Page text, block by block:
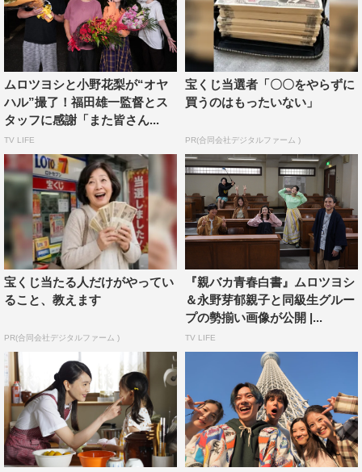
さくらの恋人・ハタケを演じた中川は「皆さん、本当にお
疲れ様でした。このような慣れない環境の中で、初めての
ことだらけでスタッフの皆さん、本当に本当に大変だった
と思います。本当にありがとうございました。畠山雅治と
いうキャラクターが本当に大好きで、自粛期間の時から、
早く現場に行きたいなとワクワクドキドキしていました。
大好きなムロさんが座長の現場に参加できて、そして福田
監督の作品に加わることができて本当に楽しかったです。
ありがとうございました」と語った。
ムロツヨシと小野花梨が“オヤ
ハル”撮了！福田雄一監督とス
タッフに感謝「また皆さん...
TV LIFE
宝くじ当選者「〇〇をやらずに
買うのはもったいない」
PR(合同会社デジタルファーム )
宝くじ当たる人だけがやってい
ること、教えます
PR(合同会社デジタルファーム )
『親バカ青春白書』ムロツヨシ
＆永野芽郁親子と同級生グルー
プの勢揃い画像が公開 |...
TV LIFE